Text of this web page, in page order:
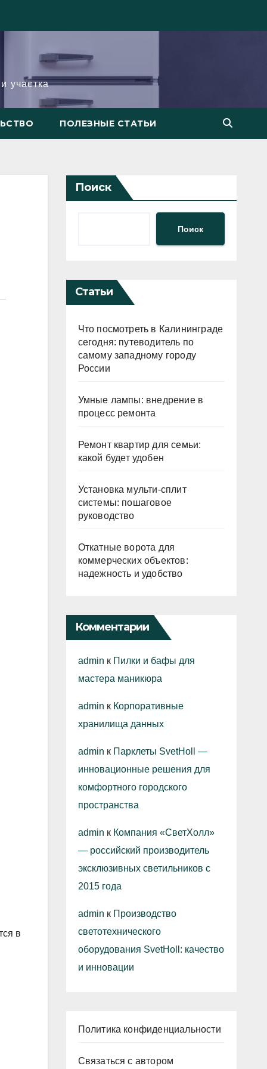
участка
ПОЛЕЗНЫЕ СТАТЬИ
в
Поиск
Поиск
Статьи
Что посмотреть в Калининграде
сегодня: путеводитель по
самому западному городу
России
Умные лампы: внедрение в
процесс ремонта
Ремонт квартир для семьи:
какой будет удобен
Установка мульти-сплит
системы: пошаговое
руководство
Откатные ворота для
коммерческих объектов:
надежность и удобство
Комментарии
admin к Пилки и бафы для
мастера маникюра
admin к Корпоративные
хранилища данных
admin к Парклеты SvetHoll —
инновационные решения для
комфортного городского
пространства
admin к Компания «СветХолл»
— российский производитель
эксклюзивных светильников с
2015 года
admin к Производство
светотехнического
оборудования SvetHoll: качество
и инновации
Политика конфиденциальности
Связаться с автором